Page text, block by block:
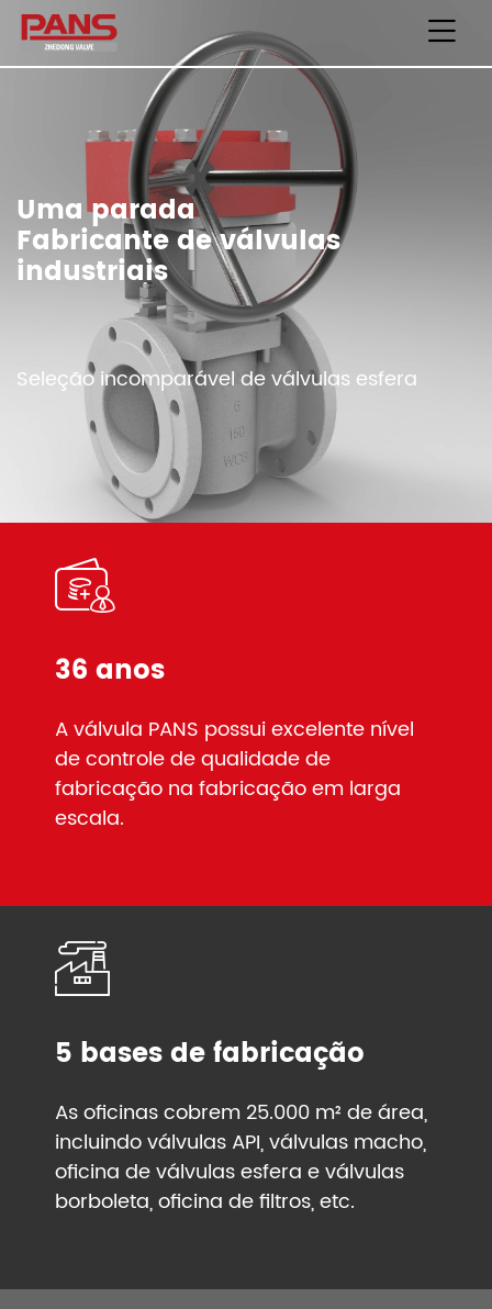
Uma parada
Fabricante de válvulas
industriais
Seleção incomparável de válvulas esfera
36 anos
A válvula PANS possui excelente nível
de controle de qualidade de
fabricação na fabricação em larga
escala.
5 bases de fabricação
As oficinas cobrem 25.000 m² de área,
incluindo válvulas API, válvulas macho,
oficina de válvulas esfera e válvulas
borboleta, oficina de filtros, etc.